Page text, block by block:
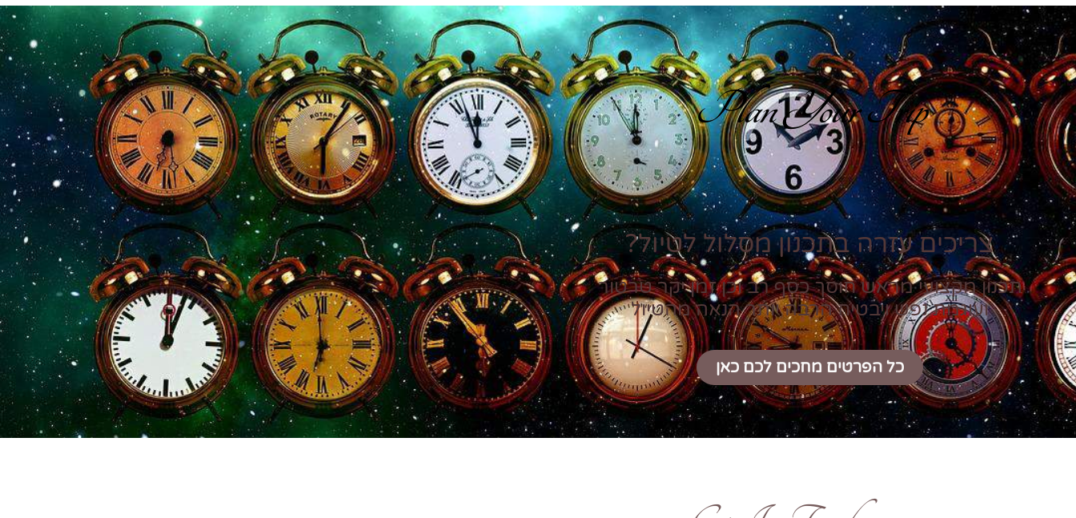
Plan Your Trip
צריכים עזרה בתכנון מסלול לטיול?
תכנון מקצועי מראש חוסך כסף רב וכן זמן יקר טרטור
ועוגמת נפש ויבטיח הרבה יותר הנאה מהטיול
כל הפרטים מחכים לכם כאן